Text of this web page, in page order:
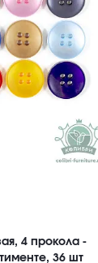
4 прокола -
36 шт